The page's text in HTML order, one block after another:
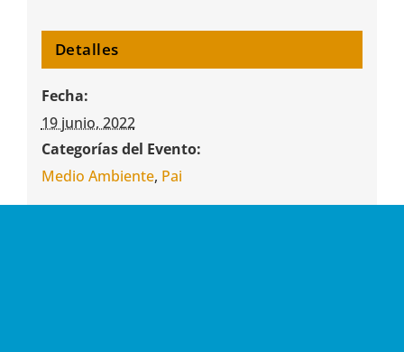
Detalles
Fecha:
19 junio, 2022
Categorías del Evento:
Medio Ambiente, Pai